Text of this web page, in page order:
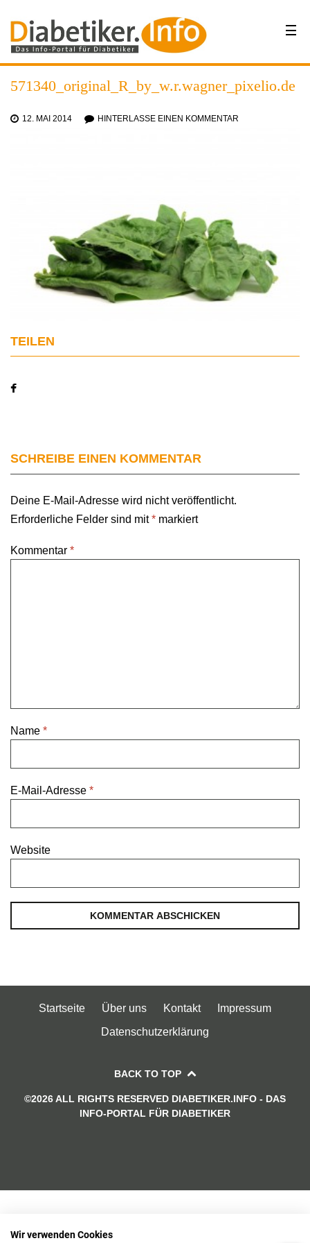
571340_original_R_by_w.r.wagner_pixelio.de
12. MAI 2014 HINTERLASSE EINEN KOMMENTAR
TEILEN
SCHREIBE EINEN KOMMENTAR
Deine E-Mail-Adresse wird nicht veröffentlicht.
Erforderliche Felder sind mit* markiert
Kommentar *
Name *
E-Mail-Adresse *
Website
Startseite Über uns Kontakt
Impressum
Datenschutzerklärung
BACK TO TOP
©2026 ALL RIGHTS RESERVED DIABETIKER.INFO - DAS
INFO-PORTAL FÜR DIABETIKER
Wir verwenden Cookies